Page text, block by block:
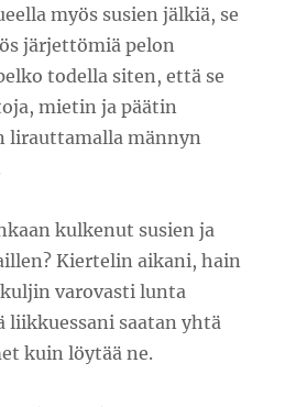
myös susien jälkiä, se
järjettömiä pelon
todella siten, että se
mietin ja päätin
lirauttamalla männyn
kulkenut susien ja
Kiertelin aikani, hain
varovasti lunta
liikkuessani saatan yhtä
kuin löytää ne.